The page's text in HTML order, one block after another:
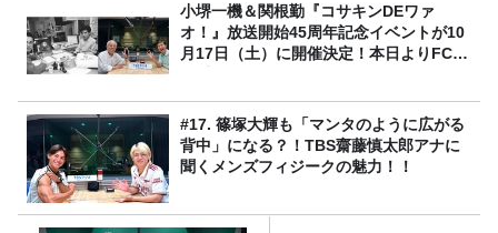
小堺一機＆関根勤『コサキンDEワァ
オ！』放送開始45周年記念イベントが10
月17日（土）に開催決定！本日よりFC先
#17. 篠塚大輝も「マンタのように広がる
背中」になる？！TBS齋藤慎太郎アナに
聞くメンズフィジークの魅力！！